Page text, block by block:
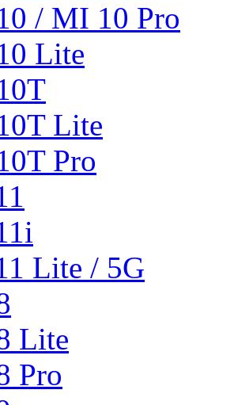
/ MI 10 Pro
Lite
Lite
Pro
Lite / 5G
Lite
Pro